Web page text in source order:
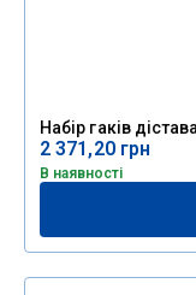
Набір гаків
2 371,20 грн
В наявності